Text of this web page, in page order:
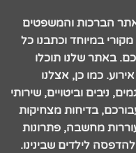
הברכות והמשפטים
במיוחד וכתבנו כל
באתר שלנו תוכלו
כמו כן, אצלנו
ניבים וביטויים, שירותי
בדיחות מצחיקות
מחשבה, פתרונות
לילדים שבינינו.